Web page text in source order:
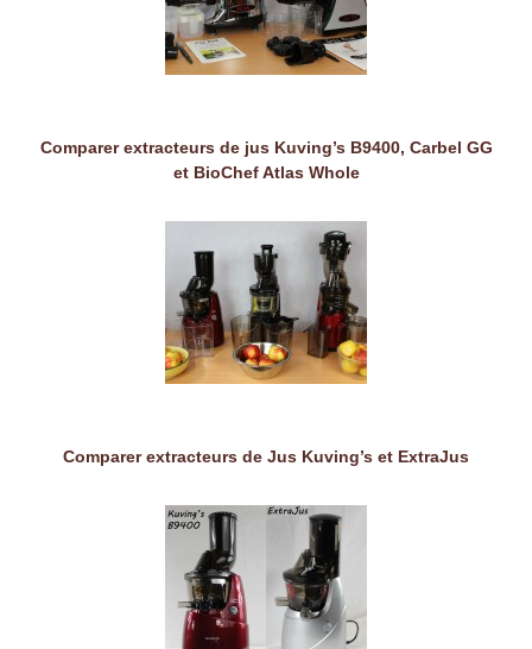
Comparer extracteurs de jus Kuving’s B9400, Carbel GG
et BioChef Atlas Whole
Comparer extracteurs de Jus Kuving’s et ExtraJus